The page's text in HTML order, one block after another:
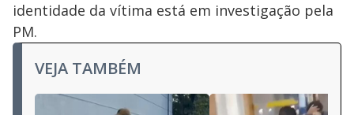
identidade da vítima está em investigação pela
PM.
VEJA TAMBÉM